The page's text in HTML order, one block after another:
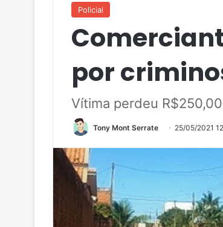
Policial
por
Vítima perdeu R$250,00
Tony Mont Serrate 25/05/2021